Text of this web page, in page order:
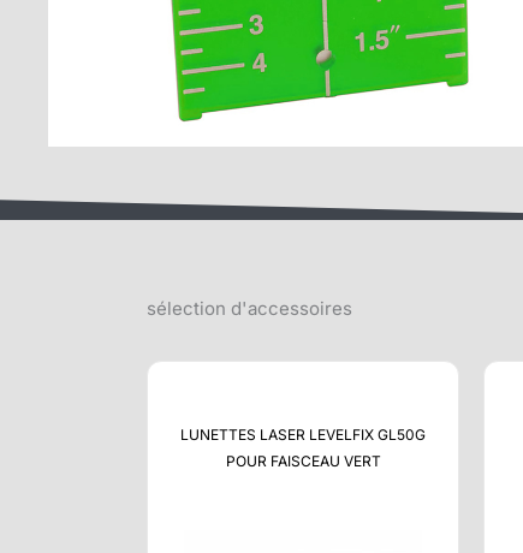
sélection d'accessoires
LUNETTES LASER LEVELFIX GL50G
POUR FAISCEAU VERT